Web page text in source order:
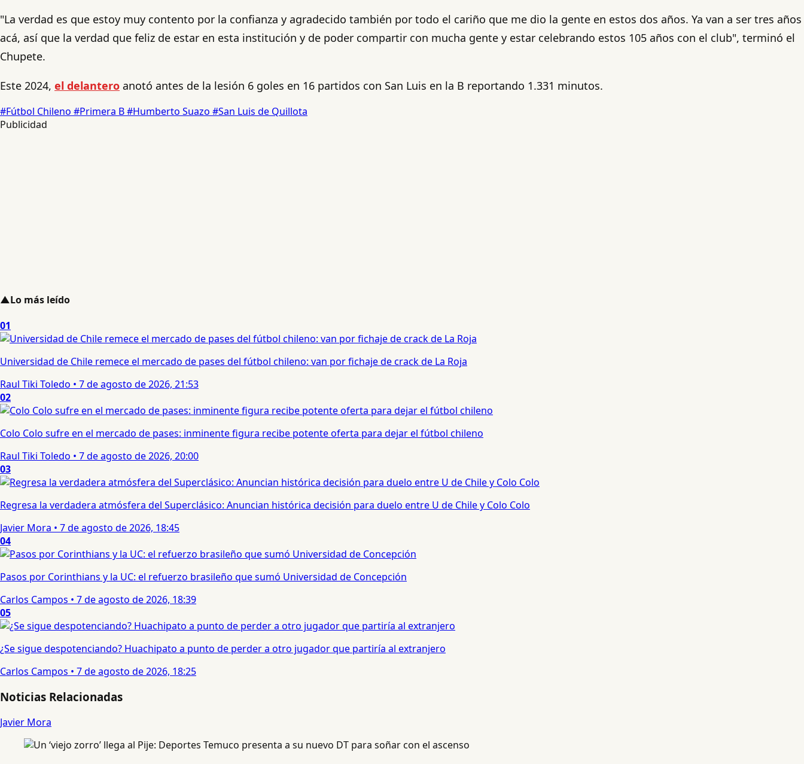
"La verdad es que estoy muy contento por la confianza y agradecido también por todo el cariño que me dio la gente en estos dos años. Ya van a ser tres años
acá, así que la verdad que feliz de estar en esta institución y de poder compartir con mucha gente y estar celebrando estos 105 años con el club", terminó el
Chupete.
Este 2024, el delantero anotó antes de la lesión 6 goles en 16 partidos con San Luis en la B reportando 1.331 minutos.
#Fútbol Chileno #Primera B#Humberto Suazo #San Luis de Quillota
Publicidad
▲Lo más leído
01
Universidad de Chile remece el mercado de pases del fútbol chileno: van por fichaje de crack de La Roja
Raul Tiki Toledo • 7 de agosto de 2026, 21:53
02
Colo Colo sufre en el mercado de pases: inminente figura recibe potente oferta para dejar el fútbol chileno
Raul Tiki Toledo • 7 de agosto de 2026, 20:00
03
Regresa la verdadera atmósfera del Superclásico: Anuncian histórica decisión para duelo entre U de Chile y Colo Colo
Javier Mora • 7 de agosto de 2026, 18:45
04
Pasos por Corinthians y la UC: el refuerzo brasileño que sumó Universidad de Concepción
Carlos Campos • 7 de agosto de 2026, 18:39
05
¿Se sigue despotenciando? Huachipato a punto de perder a otro jugador que partiría al extranjero
Carlos Campos • 7 de agosto de 2026, 18:25
Noticias Relacionadas
Javier Mora